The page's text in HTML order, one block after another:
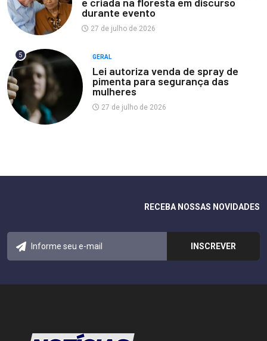
durante evento
27 de julho de 2026
5 GERAL
Lei autoriza venda de spray de
pimenta para segurança das
mulheres
27 de julho de 2026
RECEBA NOSSAS NOVIDADES